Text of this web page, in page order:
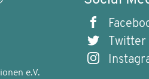
e.V.
Twitter